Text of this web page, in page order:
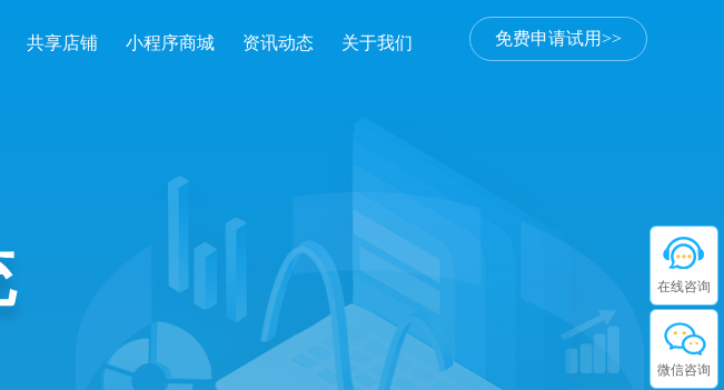
免费申请试用>>
共享店铺 小程序商城 资讯动态 关于我们
在线咨询
微信咨询